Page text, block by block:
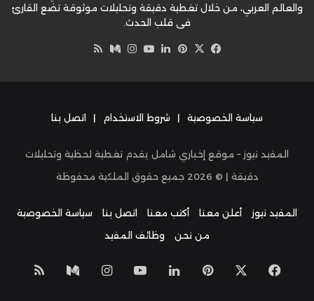
والعالم العربي، من خلال تغطية دقيقة وتحليلات موثوقة تضع القارئ
في قلب الحدث.
فيسبوك
‫X بينتيريست
لينكدإن‫YouTube
انستقرام
وسط
سياسة الخصوصية | شروط الاستخدام | اتصل بنا
المفيد نيوز – موقع إخباري شامل يقدم تغطية لحظية وتحليلات
دقيقة | © 2026 جميع حقوق الملكية محفوظة
المفيد نيوز أعلن معنا أكتب معنا اتصل بنا
سياسة الخصوصية
من نحن
وظائف المفيد
فيسبوك بينتيريست
لينكدإن‫YouTube
انستقراموسط